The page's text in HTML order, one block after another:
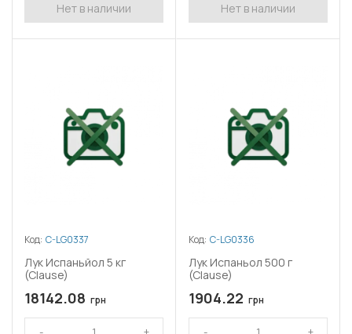
Нет в наличии Нет в наличии
Код: C-LG0337
Лук Испаньйол 5 кг
(Clause)
18142.08 грн
Код: C-LG0336
Лук Испаньол 500 г
(Clause)
1904.22 грн